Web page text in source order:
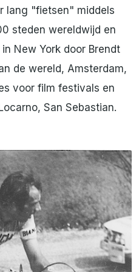
lang "fietsen" middels
steden wereldwijd en
New York door Brendt
de wereld, Amsterdam,
voor film festivals en
San Sebastian.